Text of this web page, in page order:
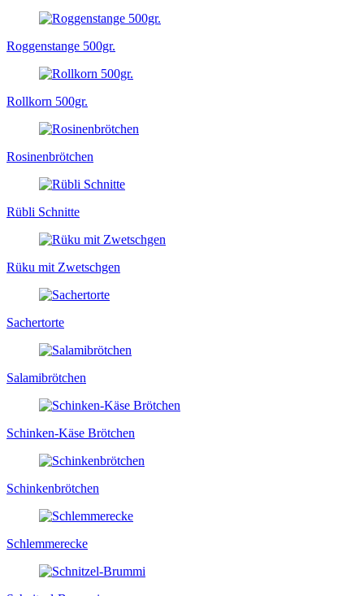
Roggenstange 500gr.
Rollkorn 500gr.
Rosinenbrötchen
Rübli Schnitte
Rüku mit Zwetschgen
Sachertorte
Salamibrötchen
Schinken-Käse Brötchen
Schinkenbrötchen
Schlemmerecke